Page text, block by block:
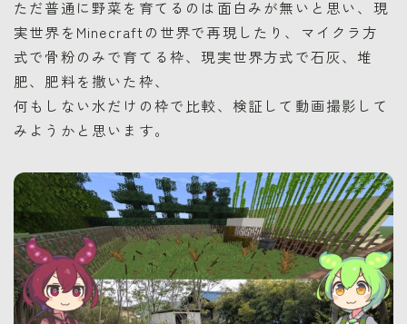
ただ普通に野菜を育てるのは面白みが無いと思い、現
実世界をMinecraftの世界で再現したり、マイクラ方
式で骨粉のみで育てる枠、現実世界方式で石灰、堆
肥、肥料を撒いた枠、
何もしない水だけの枠で比較、検証して動画撮影して
みようかと思います。